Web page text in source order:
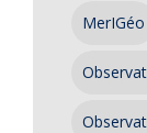
MerIGéo